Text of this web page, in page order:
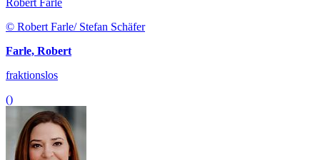
© Robert Farle/ Stefan Schäfer
Farle, Robert
fraktionslos
()